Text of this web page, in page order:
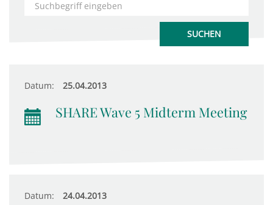
Datum: 25.04.2013
SHARE Wave 5 Midterm Meeting
Datum: 24.04.2013